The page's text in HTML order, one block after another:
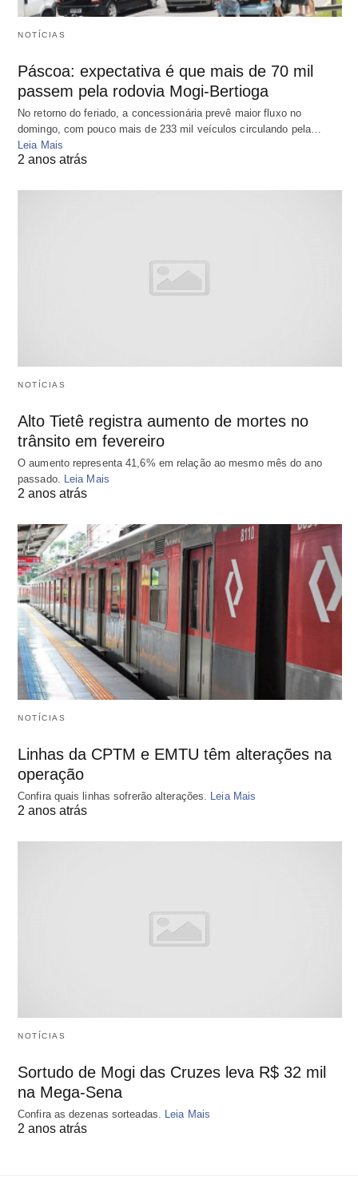
NOTÍCIAS
Páscoa: expectativa é que mais de 70 mil
passem pela rodovia Mogi-Bertioga
No retorno do feriado, a concessionária prevê maior fluxo no
domingo, com pouco mais de 233 mil veículos circulando pela…
Leia Mais
2 anos atrás
NOTÍCIAS
Alto Tietê registra aumento de mortes no
trânsito em fevereiro
O aumento representa 41,6% em relação ao mesmo mês do ano
passado.
Leia Mais
2 anos atrás
NOTÍCIAS
Linhas da CPTM e EMTU têm alterações na
operação
Confira quais linhas sofrerão alterações. Leia Mais
2 anos atrás
NOTÍCIAS
Sortudo de Mogi das Cruzes leva R$ 32 mil
na Mega-Sena
Confira as dezenas sorteadas. Leia Mais
2 anos atrás